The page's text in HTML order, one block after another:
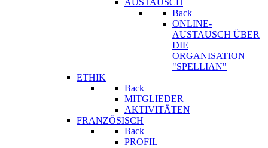
AUSTAUSCH
Back
ONLINE-
AUSTAUSCH ÜBER
DIE
ORGANISATION
"SPELLIAN"
ETHIK
Back
MITGLIEDER
AKTIVITÄTEN
FRANZÖSISCH
Back
PROFIL